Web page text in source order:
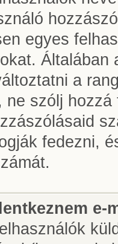
egyes
Általában
a
ne szólj
fedezni,
e-